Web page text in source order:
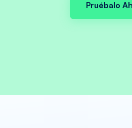
Pruébalo